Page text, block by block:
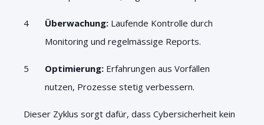
Überwachung: Laufende Kontrolle durch
Monitoring und regelmässige Reports.
Optimierung: Erfahrungen aus Vorfällen
nutzen, Prozesse stetig verbessern.
Dieser Zyklus sorgt dafür, dass Cybersicherheit kein